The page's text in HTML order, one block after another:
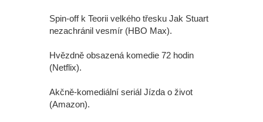
Spin-off k Teorii velkého třesku Jak Stuart
nezachránil vesmír (HBO Max).
Hvězdně obsazená komedie 72 hodin
(Netflix).
Akčně-komediální seriál Jízda o život
(Amazon).